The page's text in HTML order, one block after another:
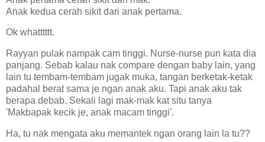
Anak kedua cerah sikit dari anak pertama.
Ok whatttttt.
Rayyan pulak nampak cam tinggi. Nurse-nurse pun kata dia
panjang. Sebab kalau nak compare dengan baby lain, yang
lain tu tembam-tembam jugak muka, tangan berketak-ketak
padahal berat sama je ngan anak aku. Tapi anak aku tak
berapa debab. Sekali lagi mak-mak kat situ tanya
'Makbapak kecik je, anak macam tinggi'.
Ha, tu nak mengata aku memantek ngan orang lain la tu??